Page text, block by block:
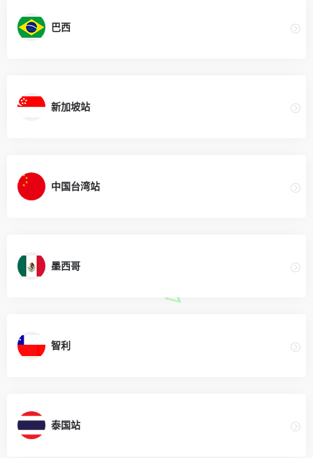
巴西
新加坡站
中国台湾站
墨西哥
智利
泰国站